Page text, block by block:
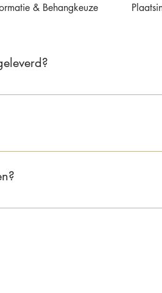
& Behangkeuze
Zodra je bestelling
de verzendkosten €6,95. Voor
je bestelling af te halen in onze